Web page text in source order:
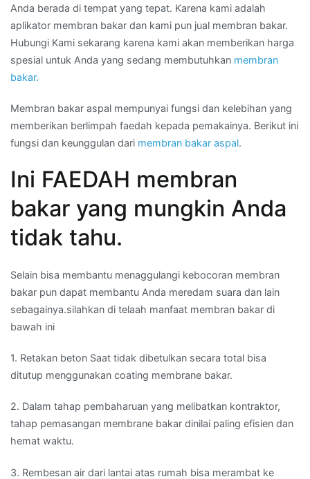
Anda berada di tempat yang tepat. Karena kami adalah
aplikator membran bakar dan kami pun jual membran bakar.
Hubungi Kami sekarang karena kami akan memberikan harga
spesial untuk Anda yang sedang membutuhkan membran
bakar.
Membran bakar aspal mempunyai fungsi dan kelebihan yang
memberikan berlimpah faedah kepada pemakainya. Berikut ini
fungsi dan keunggulan dari membran bakar aspal.
Ini FAEDAH membran
bakar yang mungkin Anda
tidak tahu.
Selain bisa membantu menaggulangi kebocoran membran
bakar pun dapat membantu Anda meredam suara dan lain
sebagainya.silahkan di telaah manfaat membran bakar di
bawah ini
1. Retakan beton Saat tidak dibetulkan secara total bisa
ditutup menggunakan coating membrane bakar.
2. Dalam tahap pembaharuan yang melibatkan kontraktor,
tahap pemasangan membrane bakar dinilai paling efisien dan
hemat waktu.
3. Rembesan air dari lantai atas rumah bisa merambat ke